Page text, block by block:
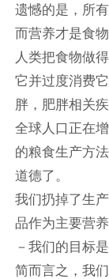
遗憾的是，所
而营养才是食
人类把食物做
它并过度消费
胖，肥胖相关
全球人口正在
的粮食生产方
道德了。
我们扔掉了生
品作为主要营
－我们的目标
简而言之，我